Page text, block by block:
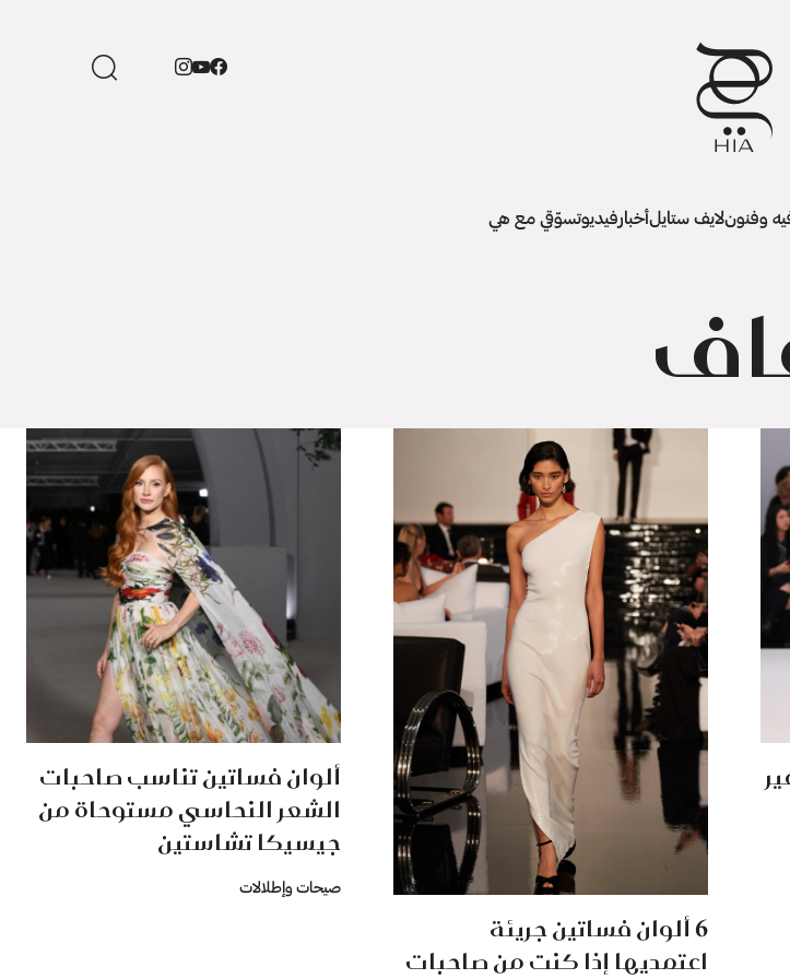
وفنونلايف ستايلأخبارفيديوتسوّقي مع هي
6 ألوان فساتين جريئة
اعتمديها إذا كنت من صاحبات
ألوان فساتين تناسب صاحبات
الشعر النحاسي مستوحاة من
جيسيكا تشاستين
صيحات وإطلالات